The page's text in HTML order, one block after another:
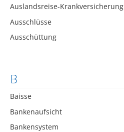
Auslandsreise-Krankversicherung
Ausschlüsse
Ausschüttung
B
Baisse
Bankenaufsicht
Bankensystem